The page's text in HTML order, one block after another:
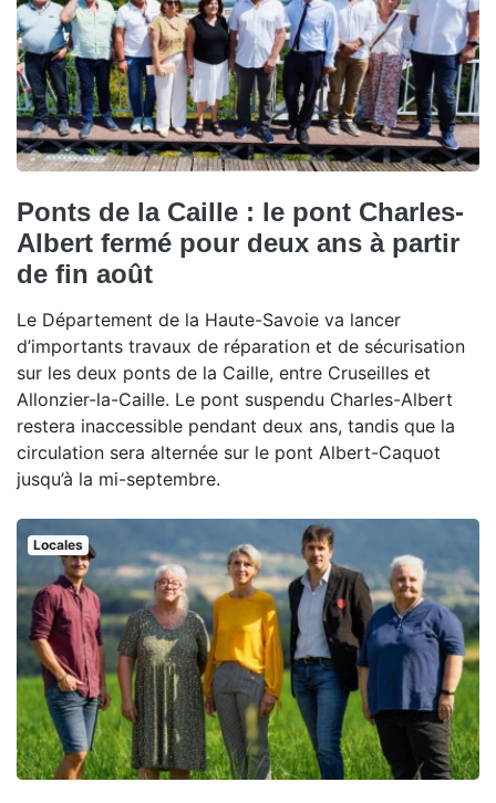
Ponts de la Caille : le pont Charles-
Albert fermé pour deux ans à partir
de fin août
Le Département de la Haute-Savoie va lancer
d’importants travaux de réparation et de sécurisation
sur les deux ponts de la Caille, entre Cruseilles et
Allonzier-la-Caille. Le pont suspendu Charles-Albert
restera inaccessible pendant deux ans, tandis que la
circulation sera alternée sur le pont Albert-Caquot
jusqu’à la mi-septembre.
Locales